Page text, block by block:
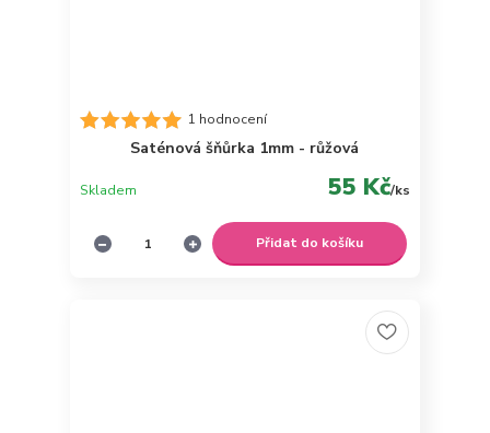
1 hodnocení
Saténová šňůrka 1mm - růžová
55 Kč/ks
Skladem
Přidat do košíku